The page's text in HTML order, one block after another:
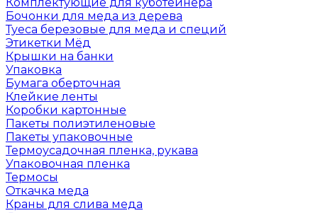
Бочонки для меда из дерева
Туеса березовые для меда и специй
Этикетки Мёд
Крышки на банки
Упаковка
Бумага оберточная
Клейкие ленты
Коробки картонные
Пакеты полиэтиленовые
Пакеты упаковочные
Термоусадочная пленка, рукава
Упаковочная пленка
Термосы
Откачка меда
Краны для слива меда